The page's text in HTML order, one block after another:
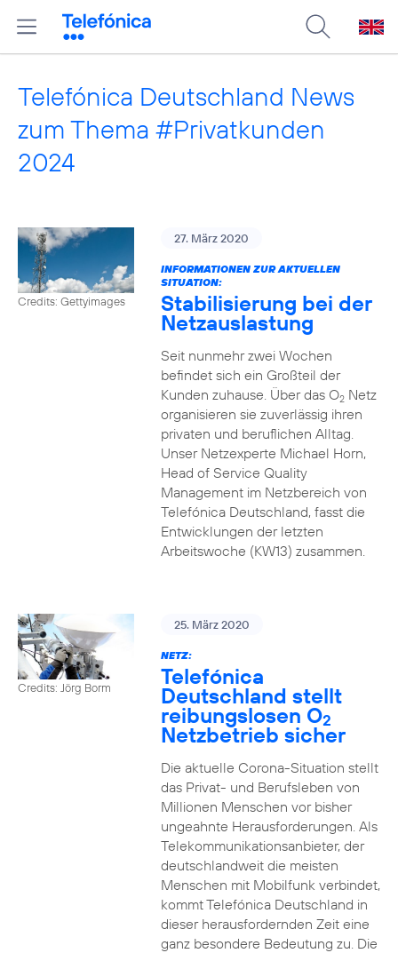
Telefónica Deutschland News
zum Thema #Privatkunden
2024
Credits: Gettyimages
27. März 2020
INFORMATIONEN ZUR AKTUELLEN
SITUATION:
Stabilisierung bei der
Netzauslastung
Seit nunmehr zwei Wochen
befindet sich ein Großteil der
Kunden zuhause. Über das O2Netz
organisieren sie zuverlässig ihren
privaten und beruflichen Alltag.
Unser Netzexperte Michael Horn,
Head of Service Quality
Management im Netzbereich von
Telefónica Deutschland, fasst die
Entwicklungen der letzten
Arbeitswoche (KW13) zusammen.
Credits: Jörg Borm
25. März 2020
NETZ:
Telefónica
Deutschland stellt
reibungslosen O2
Netzbetrieb sicher
Die aktuelle Corona-Situation stellt
das Privat- und Berufsleben von
Millionen Menschen vor bisher
ungeahnte Herausforderungen. Als
Telekommunikationsanbieter, der
deutschlandweit die meisten
Menschen mit Mobilfunk verbindet,
kommt Telefónica Deutschland in
dieser herausfordernden Zeit eine
ganz besondere Bedeutung zu. Die